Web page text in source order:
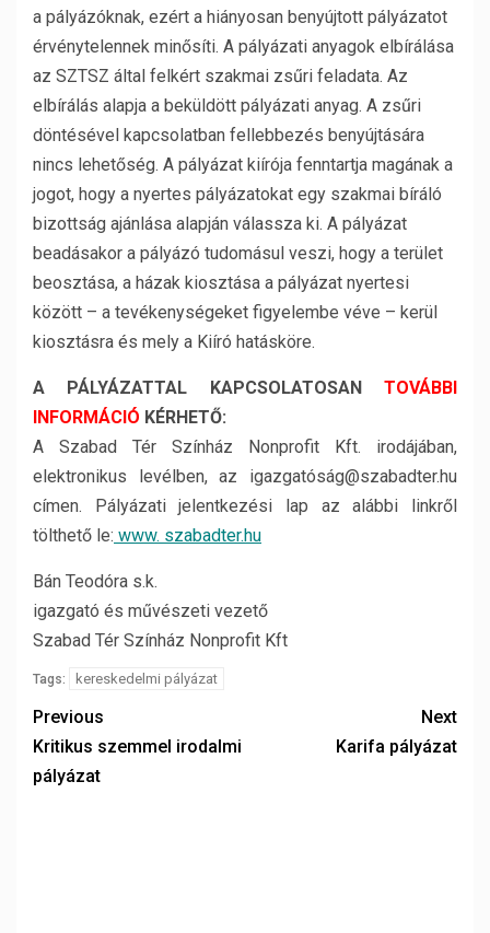
a pályázóknak, ezért a hiányosan benyújtott pályázatot
érvénytelennek minősíti. A pályázati anyagok elbírálása
az SZTSZ által felkért szakmai zsűri feladata. Az
elbírálás alapja a beküldött pályázati anyag. A zsűri
döntésével kapcsolatban fellebbezés benyújtására
nincs lehetőség. A pályázat kiírója fenntartja magának a
jogot, hogy a nyertes pályázatokat egy szakmai bíráló
bizottság ajánlása alapján válassza ki. A pályázat
beadásakor a pályázó tudomásul veszi, hogy a terület
beosztása, a házak kiosztása a pályázat nyertesi
között – a tevékenységeket figyelembe véve – kerül
kiosztásra és mely a Kiíró hatásköre.
A PÁLYÁZATTAL KAPCSOLATOSAN TOVÁBBI
INFORMÁCIÓ KÉRHETŐ:
A Szabad Tér Színház Nonprofit Kft. irodájában,
elektronikus levélben, az igazgatóság@szabadter.hu
címen. Pályázati jelentkezési lap az alábbi linkről
tölthető le: www. szabadter.hu
Bán Teodóra s.k.
igazgató és művészeti vezető
Szabad Tér Színház Nonprofit Kft
Tags: kereskedelmi pályázat
Previous
Kritikus szemmel irodalmi
pályázat
Next
Karifa pályázat